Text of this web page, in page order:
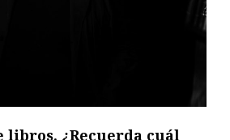
libros. ¿Recuerda cuál